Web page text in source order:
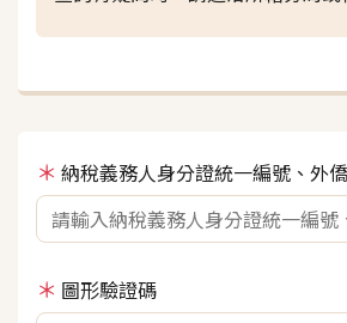
納稅義務人身分證統一編號、外
圖形驗證碼